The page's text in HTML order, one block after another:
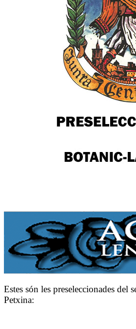
Estes són les preseleccionades del
Petxina: